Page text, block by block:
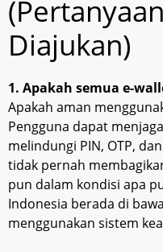
Diajukan)
1. Apakah semua e-
Apakah aman
Pengguna dapat
melindungi PIN, OTP,
tidak pernah
pun dalam kondisi apa
Indonesia berada di
menggunakan sistem